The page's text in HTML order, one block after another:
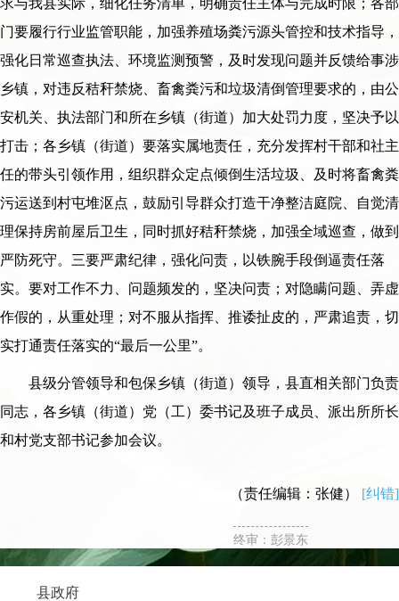
门要履行行业监管职能，加强养殖场粪污源头管控和技术指导，
强化日常巡查执法、环境监测预警，及时发现问题并反馈给事涉
乡镇，对违反秸秆禁烧、畜禽粪污和垃圾清倒管理要求的，由公
安机关、执法部门和所在乡镇（街道）加大处罚力度，坚决予以
打击；各乡镇（街道）要落实属地责任，充分发挥村干部和社主
任的带头引领作用，组织群众定点倾倒生活垃圾、及时将畜禽粪
污运送到村屯堆沤点，鼓励引导群众打造干净整洁庭院、自觉清
理保持房前屋后卫生，同时抓好秸秆禁烧，加强全域巡查，做到
严防死守。三要严肃纪律，强化问责，以铁腕手段倒逼责任落
实。要对工作不力、问题频发的，坚决问责；对隐瞒问题、弄虚
作假的，从重处理；对不服从指挥、推诿扯皮的，严肃追责，切
实打通责任落实的“最后一公里”。
县级分管领导和包保乡镇（街道）领导，县直相关部门负责
同志，各乡镇（街道）党（工）委书记及班子成员、派出所所长
和村党支部书记参加会议。
（责任编辑：张健） [纠错]
终审：彭景东
县政府